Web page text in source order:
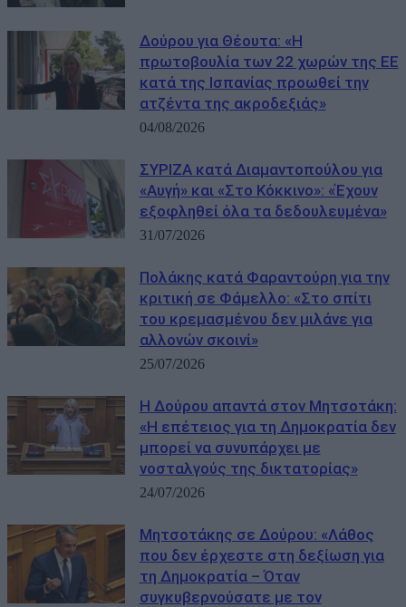
Δούρου για Θέουτα: «Η
πρωτοβουλία των 22 χωρών της ΕΕ
κατά της Ισπανίας προωθεί την
ατζέντα της ακροδεξιάς»
04/08/2026
ΣΥΡΙΖΑ κατά Διαμαντοπούλου για
«Αυγή» και «Στο Κόκκινο»: «Έχουν
εξοφληθεί όλα τα δεδουλευμένα»
31/07/2026
Πολάκης κατά Φαραντούρη για την
κριτική σε Φάμελλο: «Στο σπίτι
του κρεμασμένου δεν μιλάνε για
αλλονών σκοινί»
25/07/2026
Η Δούρου απαντά στον Μητσοτάκη:
«Η επέτειος για τη Δημοκρατία δεν
μπορεί να συνυπάρχει με
νοσταλγούς της δικτατορίας»
24/07/2026
Μητσοτάκης σε Δούρου: «Λάθος
που δεν έρχεστε στη δεξίωση για
τη Δημοκρατία – Όταν
συγκυβερνούσατε με τον